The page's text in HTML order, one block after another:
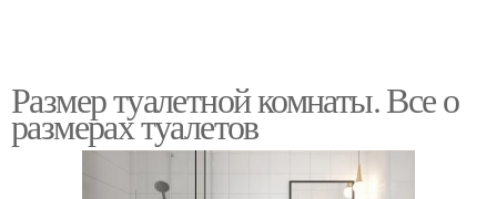
Размер туалетной комнаты. Все о
размерах туалетов